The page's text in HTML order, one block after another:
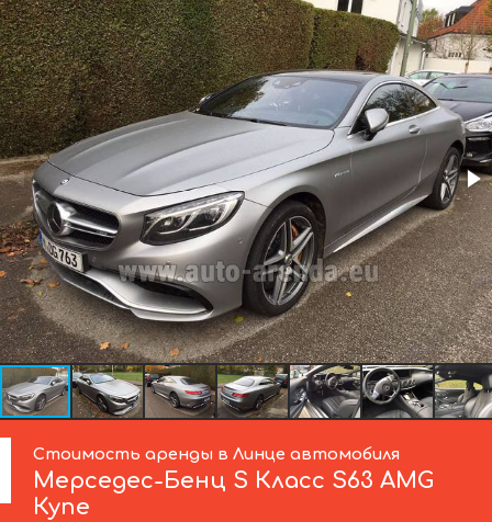
Стоимость аренды в Линце автомобиля
Мерседес-Бенц S Класс S63 AMG
Купе